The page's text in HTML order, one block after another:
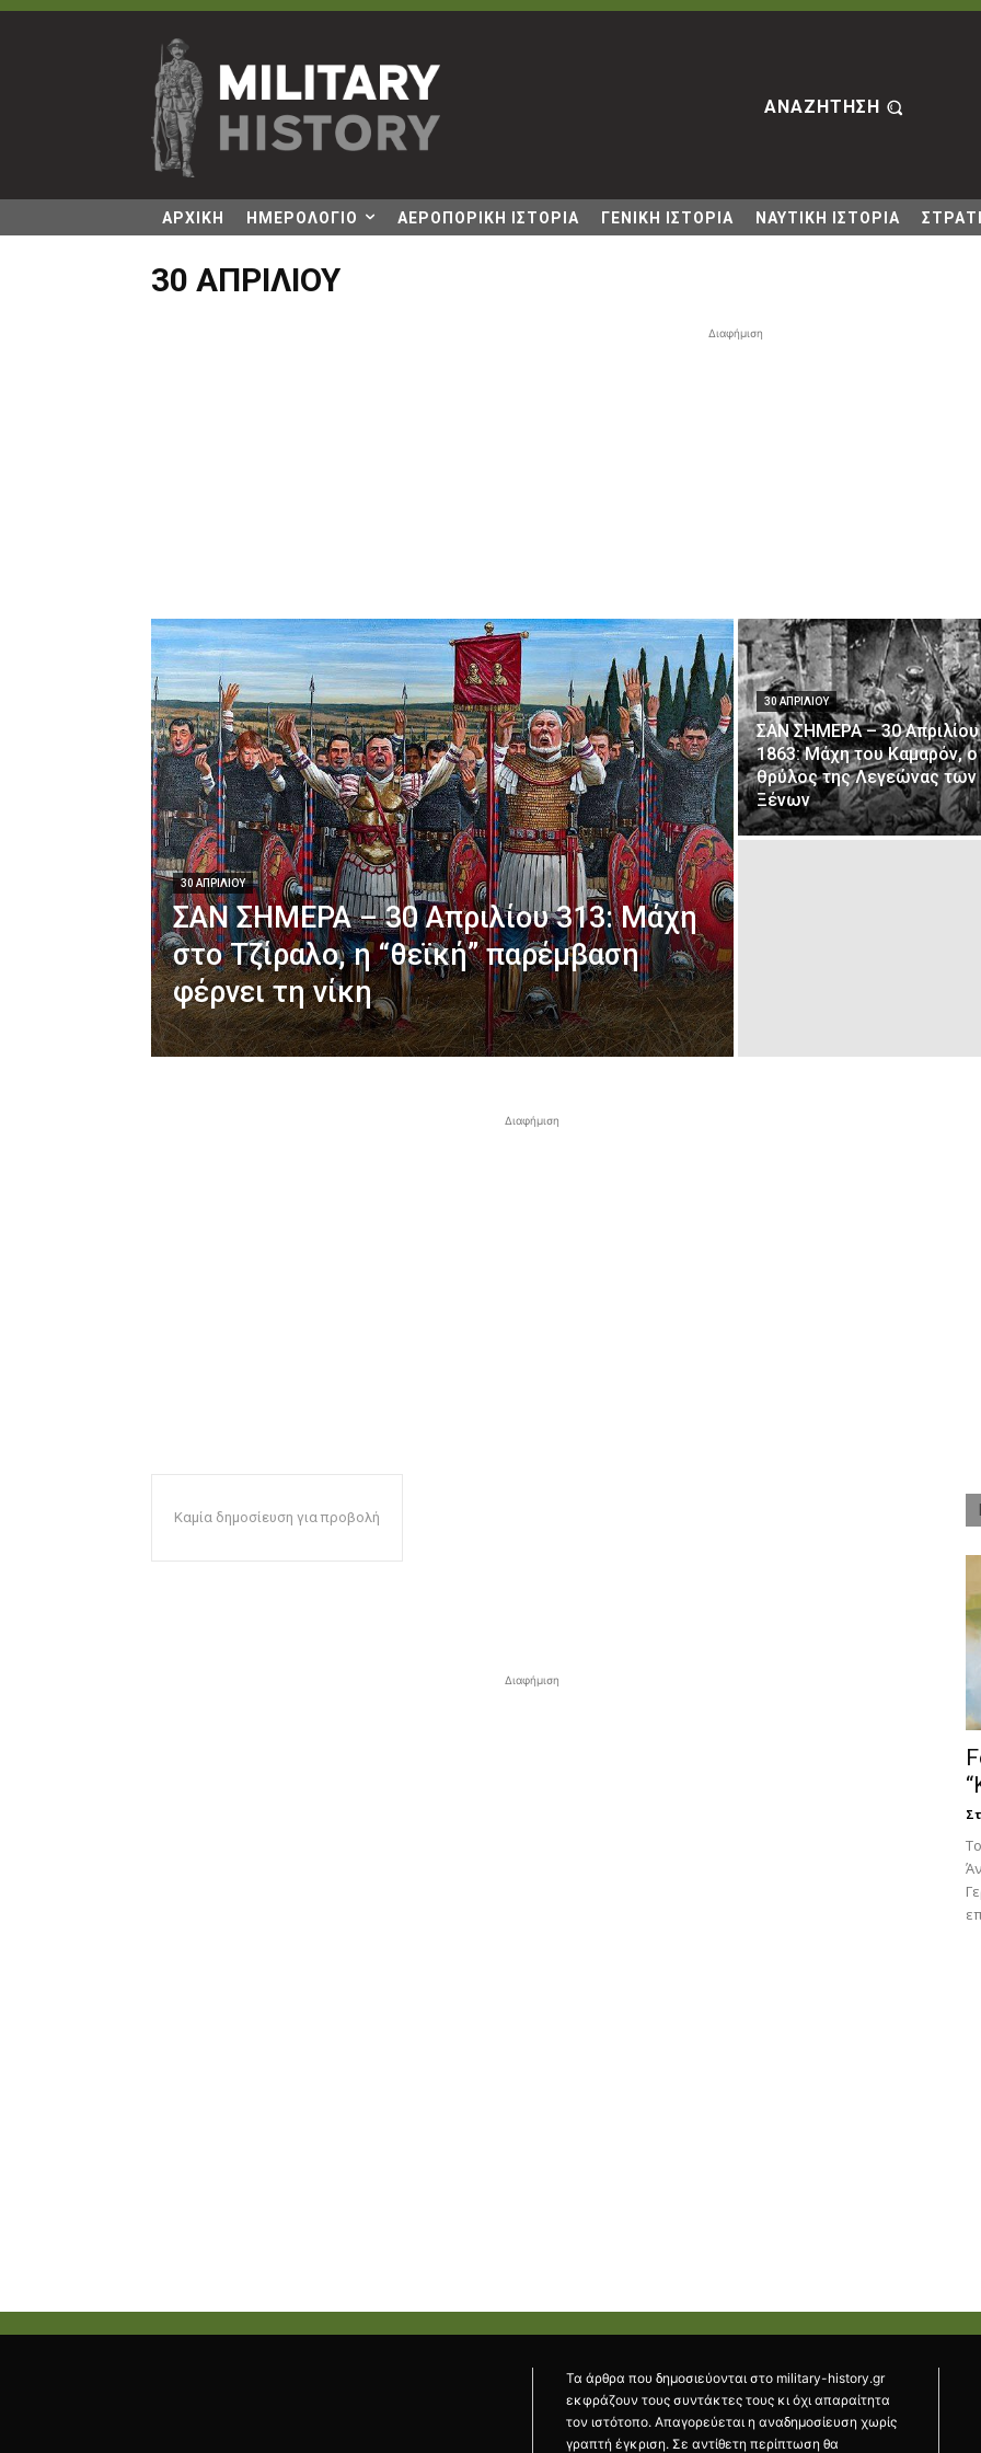
ΑΝΑΖΗΤΗΣΗ
ΑΡΧΙΚΗ ΗΜΕΡΟΛΟΓΙΟ ΑΕΡΟΠΟΡΙΚΗ ΙΣΤΟΡΙΑ ΓΕΝΙΚΗ ΙΣΤΟΡΙΑ ΝΑΥΤΙΚΗ ΙΣΤΟΡΙΑ
30 ΑΠΡΙΛΊΟΥ
Διαφήμιση
30 ΑΠΡΙΛΊΟΥ
ΣΑΝ ΣΗΜΕΡΑ – 30 Απριλίου 313: Μάχη
στο Τζίραλο, η “θεϊκή” παρέμβαση
φέρνει τη νίκη
30 ΑΠΡΙΛΊΟΥ
ΣΑΝ ΣΗΜΕΡΑ – 30 Απριλίου
1863: Μάχη του Καμαρόν, ο
θρύλος της Λεγεώνας των
Ξένων
Διαφήμιση
Καμία δημοσίευση για προβολή
Διαφήμιση
Τα άρθρα που δημοσιεύονται στο military-history.gr
εκφράζουν τους συντάκτες τους κι όχι απαραίτητα
τον ιστότοπο. Απαγορεύεται η αναδημοσίευση χωρίς
γραπτή έγκριση. Σε αντίθετη περίπτωση θα